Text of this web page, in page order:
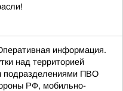
информация.
над территорией
подразделениями ПВО
РФ, мобильно-